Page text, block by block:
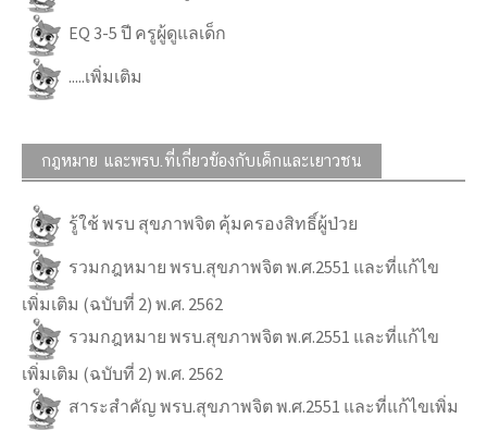
EQ 3-5 ปี ครูผู้ดูแลเด็ก
.....เพิ่มเติม
กฎหมาย และพรบ.ที่เกี่ยวข้องกับเด็กและเยาวชน
รู้ใช้ พรบ สุขภาพจิต คุ้มครองสิทธิ์ผู้ป่วย
รวมกฎหมาย พรบ.สุขภาพจิต พ.ศ.2551 และที่แก้ไข
เพิ่มเติม (ฉบับที่ 2) พ.ศ. 2562
รวมกฎหมาย พรบ.สุขภาพจิต พ.ศ.2551 และที่แก้ไข
เพิ่มเติม (ฉบับที่ 2) พ.ศ. 2562
สาระสำคัญ พรบ.สุขภาพจิต พ.ศ.2551 และที่แก้ไขเพิ่ม